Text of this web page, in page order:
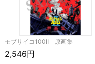
モブサイコ100Ⅱ 原画集
2,546円